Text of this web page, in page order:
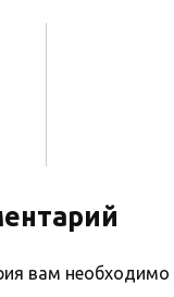
вам необходимо